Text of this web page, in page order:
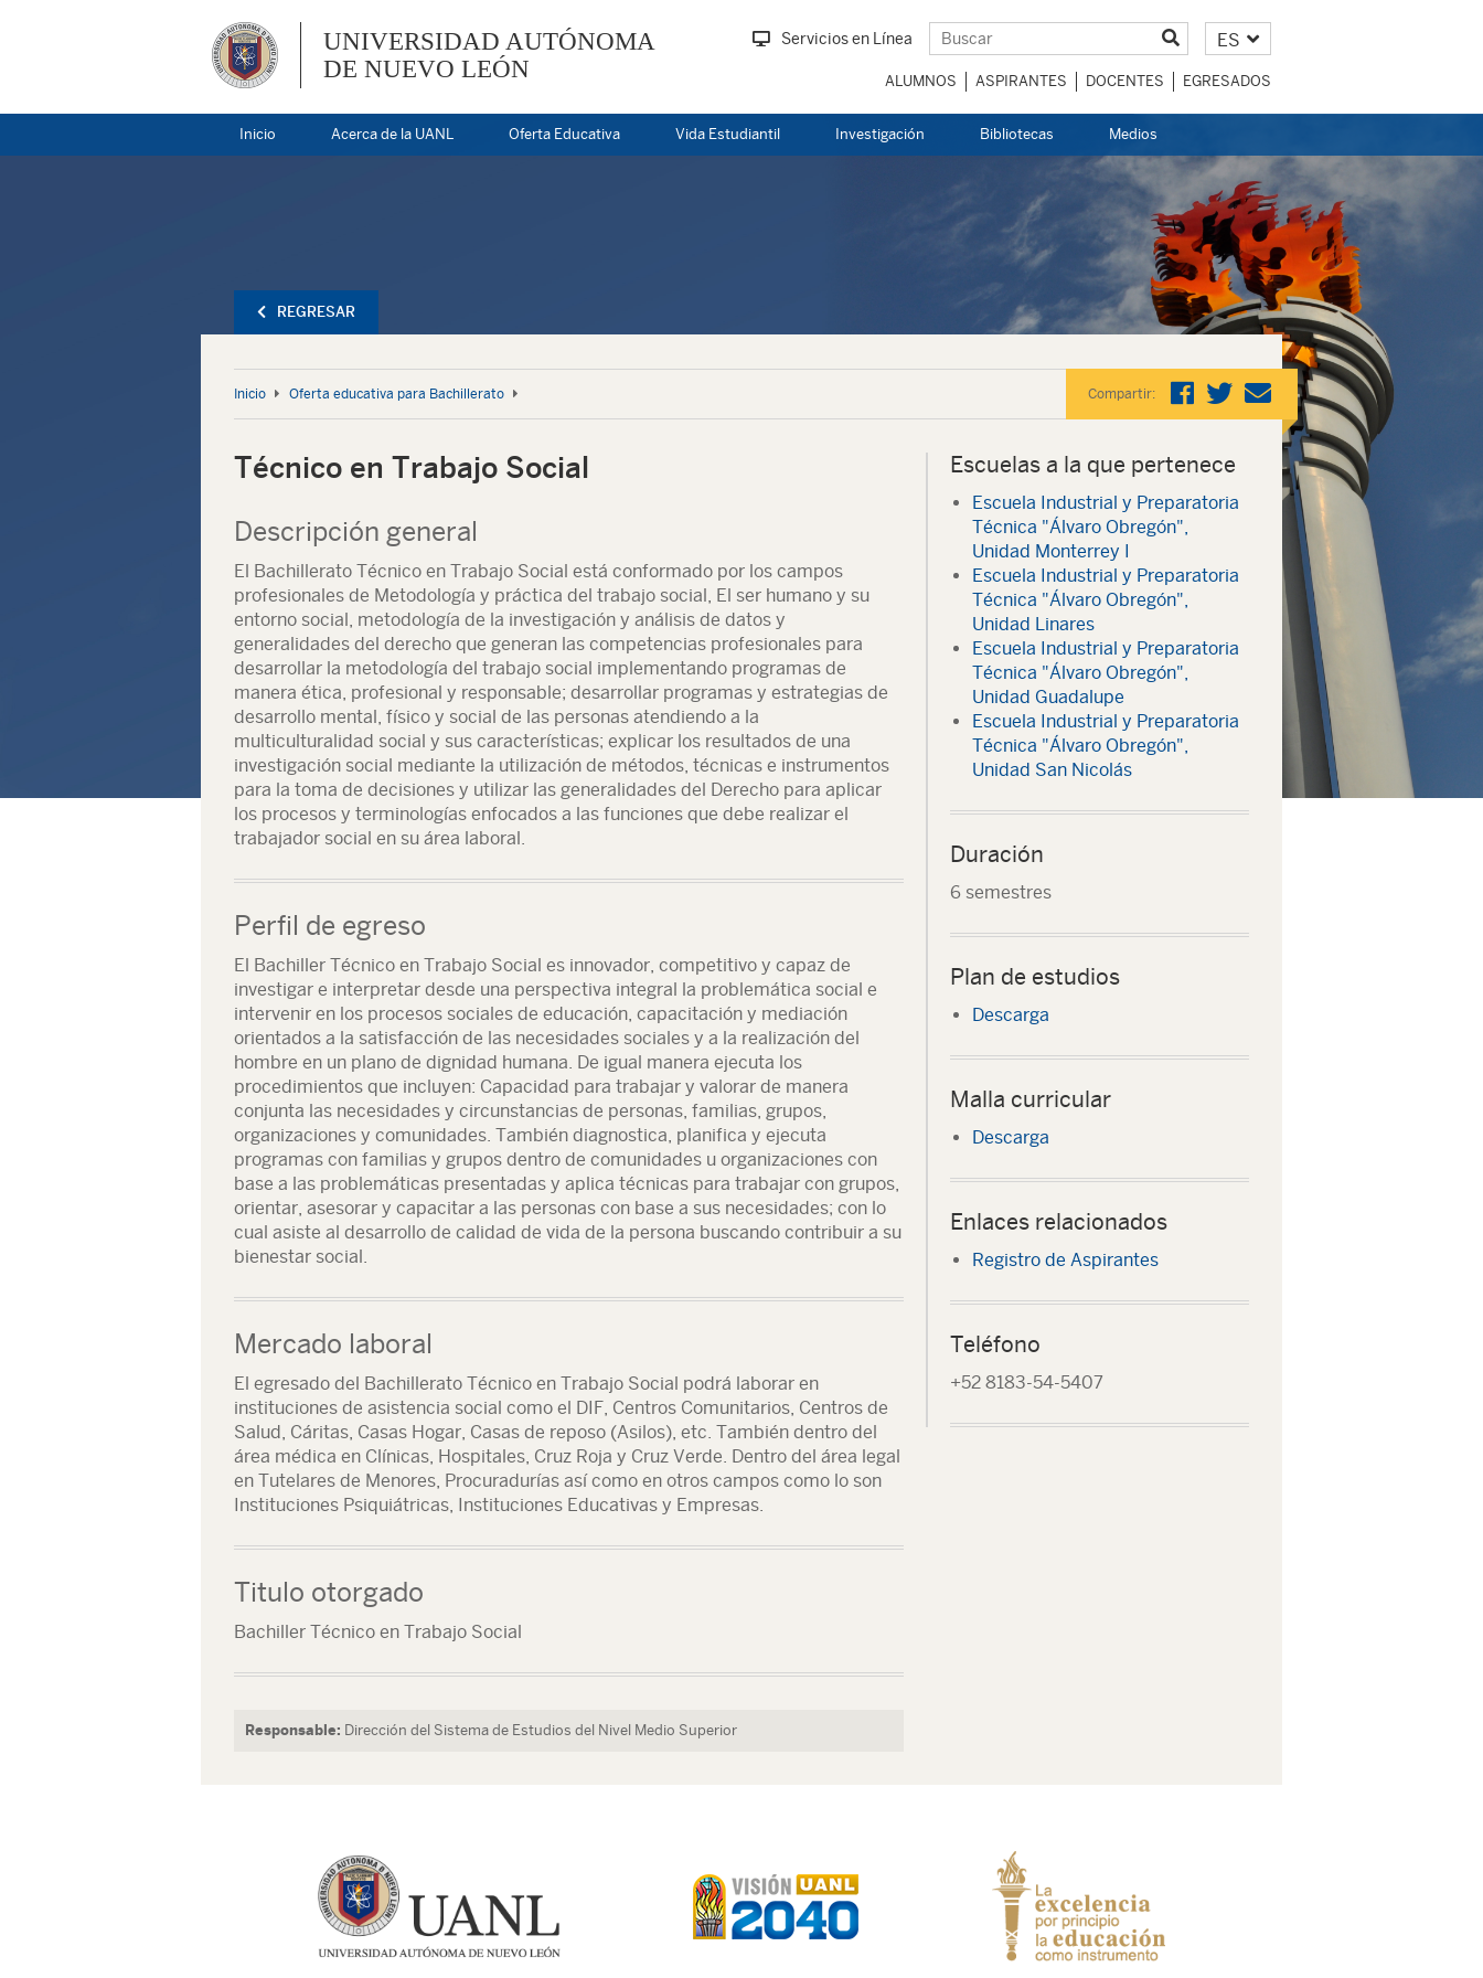
UNIVERSIDAD AUTÓNOMA
DE NUEVO LEÓN
Servicios en Línea ES
ALUMNOS ASPIRANTES DOCENTES EGRESADOS
Inicio Acerca de la UANL Oferta Educativa Vida Estudiantil Investigación Bibliotecas Medios
REGRESAR
Inicio Oferta educativa para Bachillerato Compartir:
Técnico en Trabajo Social
Descripción general
El Bachillerato Técnico en Trabajo Social está conformado por los campos
profesionales de Metodología y práctica del trabajo social, El ser humano y su
entorno social, metodología de la investigación y análisis de datos y
generalidades del derecho que generan las competencias profesionales para
desarrollar la metodología del trabajo social implementando programas de
manera ética, profesional y responsable; desarrollar programas y estrategias de
desarrollo mental, físico y social de las personas atendiendo a la
multiculturalidad social y sus características; explicar los resultados de una
investigación social mediante la utilización de métodos, técnicas e instrumentos
para la toma de decisiones y utilizar las generalidades del Derecho para aplicar
los procesos y terminologías enfocados a las funciones que debe realizar el
trabajador social en su área laboral.
Perfil de egreso
El Bachiller Técnico en Trabajo Social es innovador, competitivo y capaz de
investigar e interpretar desde una perspectiva integral la problemática social e
intervenir en los procesos sociales de educación, capacitación y mediación
orientados a la satisfacción de las necesidades sociales y a la realización del
hombre en un plano de dignidad humana. De igual manera ejecuta los
procedimientos que incluyen: Capacidad para trabajar y valorar de manera
conjunta las necesidades y circunstancias de personas, familias, grupos,
organizaciones y comunidades. También diagnostica, planifica y ejecuta
programas con familias y grupos dentro de comunidades u organizaciones con
base a las problemáticas presentadas y aplica técnicas para trabajar con grupos,
orientar, asesorar y capacitar a las personas con base a sus necesidades; con lo
cual asiste al desarrollo de calidad de vida de la persona buscando contribuir a su
bienestar social.
Mercado laboral
El egresado del Bachillerato Técnico en Trabajo Social podrá laborar en
instituciones de asistencia social como el DIF, Centros Comunitarios, Centros de
Salud, Cáritas, Casas Hogar, Casas de reposo (Asilos), etc. También dentro del
área médica en Clínicas, Hospitales, Cruz Roja y Cruz Verde. Dentro del área legal
en Tutelares de Menores, Procuradurías así como en otros campos como lo son
Instituciones Psiquiátricas, Instituciones Educativas y Empresas.
Titulo otorgado
Bachiller Técnico en Trabajo Social
Responsable: Dirección del Sistema de Estudios del Nivel Medio Superior
Escuelas a la que pertenece
Escuela Industrial y Preparatoria
Técnica "Álvaro Obregón",
Unidad Monterrey I
Escuela Industrial y Preparatoria
Técnica "Álvaro Obregón",
Unidad Linares
Escuela Industrial y Preparatoria
Técnica "Álvaro Obregón",
Unidad Guadalupe
Escuela Industrial y Preparatoria
Técnica "Álvaro Obregón",
Unidad San Nicolás
Duración
6 semestres
Plan de estudios
Descarga
Malla curricular
Descarga
Enlaces relacionados
Registro de Aspirantes
Teléfono
+52 8183-54-5407